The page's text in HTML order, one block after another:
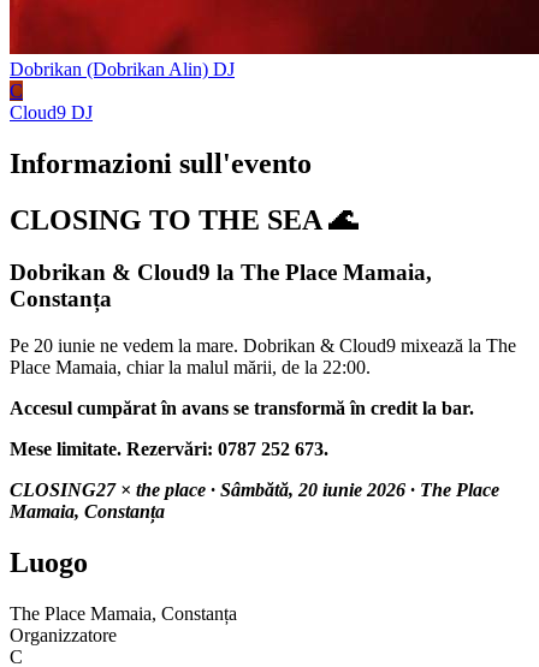
Dobrikan (Dobrikan Alin) DJ
C
Cloud9 DJ
Informazioni sull'evento
CLOSING TO THE SEA 🌊
Dobrikan & Cloud9 la The Place Mamaia,
Constanța
Pe 20 iunie ne vedem la mare. Dobrikan & Cloud9 mixează la The
Place Mamaia, chiar la malul mării, de la 22:00.
Accesul cumpărat în avans se transformă în credit la bar.
Mese limitate. Rezervări: 0787 252 673.
CLOSING27 × the place · Sâmbătă, 20 iunie 2026 · The Place
Mamaia, Constanța
Luogo
The Place Mamaia, Constanța
Organizzatore
C